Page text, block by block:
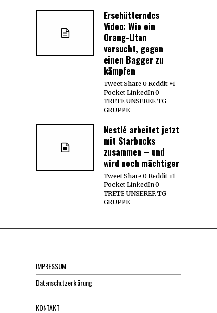
Erschütterndes
Video: Wie ein
Orang-Utan
versucht, gegen
einen Bagger zu
kämpfen
Tweet Share 0 Reddit +1
Pocket LinkedIn 0
TRETE UNSERER TG
GRUPPE
Nestlé arbeitet jetzt
mit Starbucks
zusammen – und
wird noch mächtiger
Tweet Share 0 Reddit +1
Pocket LinkedIn 0
TRETE UNSERER TG
GRUPPE
IMPRESSUM
Datenschutzerklärung
KONTAKT